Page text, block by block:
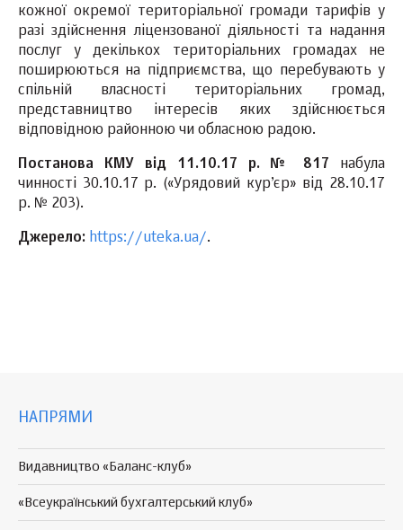
кожної окремої територіальної громади тарифів у
разі здійснення ліцензованої діяльності та надання
послуг у декількох територіальних громадах не
поширюються на підприємства, що перебувають у
спільній власності територіальних громад,
представництво інтересів яких здійснюється
відповідною районною чи обласною радою.
Постанова КМУ від 11.10.17 р. № 817 набула
чинності 30.10.17 р. («Урядовий кур’єр» від 28.10.17
р. № 203).
Джерело: https://uteka.ua/.
НАПРЯМИ
Видавництво «Баланс-клуб»
«Всеукраїнський бухгалтерський клуб»